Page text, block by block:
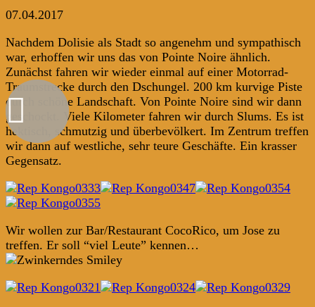
07.04.2017
Nachdem Dolisie als Stadt so angenehm und sympathisch
war, erhoffen wir uns das von Pointe Noire ähnlich.
Zunächst fahren wir wieder einmal auf einer Motorrad-
Traumstrecke durch den Dschungel. 200 km kurvige Piste
durch schöne Landschaft. Von Pointe Noire sind wir dann
geschockt. Viele Kilometer fahren wir durch Slums. Es ist
hektisch, schmutzig und überbevölkert. Im Zentrum treffen
wir dann auf westliche, sehr teure Geschäfte. Ein krasser
Gegensatz.
Wir wollen zur Bar/Restaurant CocoRico, um Jose zu
treffen. Er soll “viel Leute” kennen…